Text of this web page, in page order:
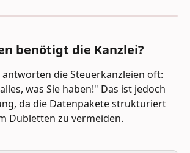
benötigt die Kanzlei?
antworten die Steuerkanzleien oft:
was Sie haben!" Das ist jedoch
da die Datenpakete strukturiert
Dubletten zu vermeiden.